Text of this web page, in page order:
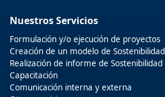
Nuestros Servicios
Formulación y/o ejecución de proyectos
Creación de un modelo de Sostenibilidad
Realización de informe de Sostenibilidad
Capacitación
Comunicación interna y externa